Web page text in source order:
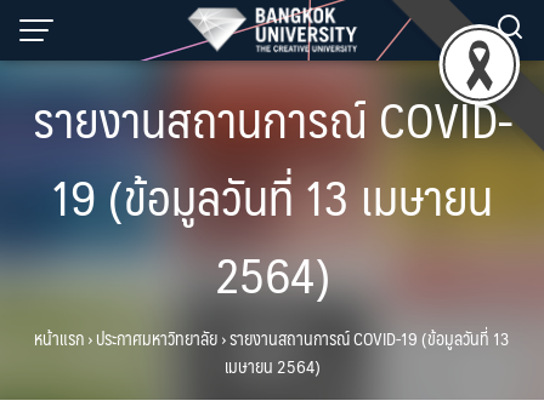
Skip
รายงานสถานการณ์ COVID-
19 (ข้อมูลวันที่ 13 เมษายน
2564)
หน้าแรก›ประกาศมหาวิทยาลัย›รายงานสถานการณ์ COVID-19 (ข้อมูลวันที่ 13
เมษายน 2564)